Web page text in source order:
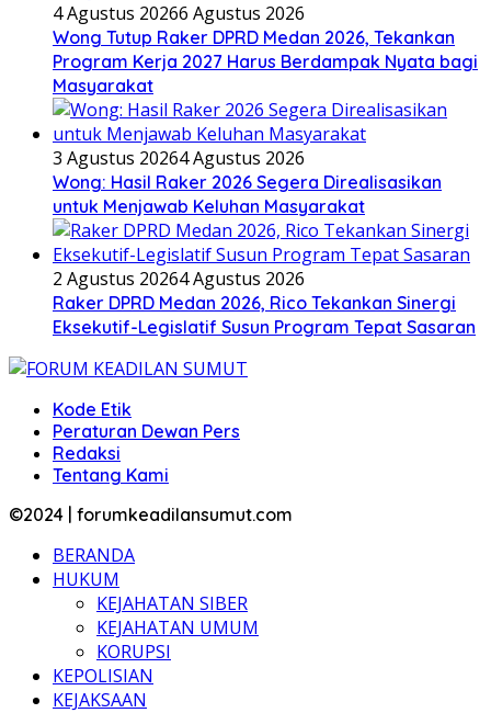
4 Agustus 20266 Agustus 2026
Wong Tutup Raker DPRD Medan 2026, Tekankan
Program Kerja 2027 Harus Berdampak Nyata bagi
Masyarakat
3 Agustus 20264 Agustus 2026
Wong: Hasil Raker 2026 Segera Direalisasikan
untuk Menjawab Keluhan Masyarakat
2 Agustus 20264 Agustus 2026
Raker DPRD Medan 2026, Rico Tekankan Sinergi
Eksekutif-Legislatif Susun Program Tepat Sasaran
Kode Etik
Peraturan Dewan Pers
Redaksi
Tentang Kami
©2024 | forumkeadilansumut.com
BERANDA
HUKUM
KEJAHATAN SIBER
KEJAHATAN UMUM
KORUPSI
KEPOLISIAN
KEJAKSAAN